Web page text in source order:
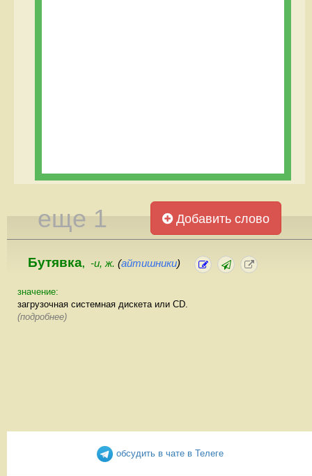
еще 1 Добавить слово
Бутявка, -и, ж. (айтишники)
значение:
загрузочная системная дискета или CD.
(подробнее)
обсудить в чате в Телеге